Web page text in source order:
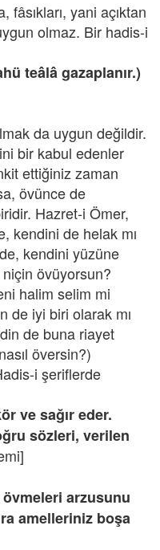
fâsıkları, yani açıktan
olmaz. Bir hadis-i
teâlâ gazaplanır.)
da uygun değildir.
bir kabul edenler
ettiğiniz zaman
övünce de
Hazret-i Ömer,
kendini de helak mı
kendini yüzüne
övüyorsun?
halim selim mi
de iyi biri olarak mı
de buna riayet
översin?)
i şeriflerde
ve sağır eder.
sözleri, verilen
arzusunu
amelleriniz boşa